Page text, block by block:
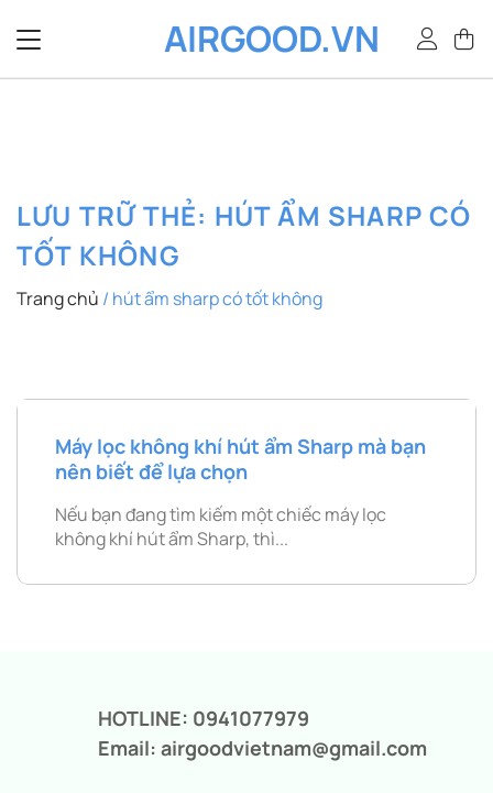
qua
dung
AIRGOOD.VN
LƯU TRỮ THẺ: HÚT ẨM SHARP CÓ
TỐT KHÔNG
Trang chủ / hút ẩm sharp có tốt không
Máy lọc không khí hút ẩm Sharp mà bạn
nên biết để lựa chọn
Nếu bạn đang tìm kiếm một chiếc máy lọc
không khí hút ẩm Sharp, thì...
HOTLINE: 0941077979
Email: airgoodvietnam@gmail.com